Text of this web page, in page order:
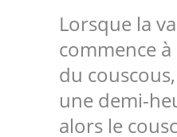
Lorsque la
commence
du
une demi-
alors le